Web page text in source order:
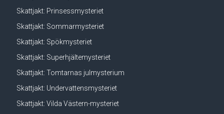
Skattjakt: Prinsessmysteriet
Skattjakt: Sommarmysteriet
Skattjakt: Spökmysteriet
Skattjakt: Superhjältemysteriet
Skattjakt: Tomtarnas julmysterium
Skattjakt: Undervattensmysteriet
Skattjakt: Vilda Västern-mysteriet